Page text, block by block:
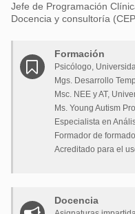
Jefe de Programación
Docencia y consultoría
Formación
Psicólogo,
Mgs. Desarrollo
Msc. NEE y AT,
Ms. Young Autism
Especialista en
Formador de
Acreditado para el
Docencia